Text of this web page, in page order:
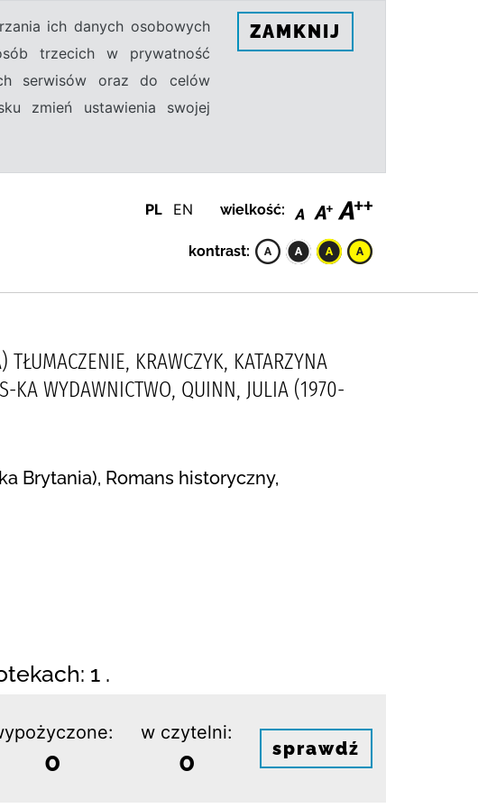
ich danych osobowych
trzecich w prywatność
serwisów oraz do celów
zmień ustawienia swojej
ZAMKNIJ
PL EN wielkość:
kontrast:
KRAWCZYK, KATARZYNA
KA WYDAWNICTWO, QUINN, JULIA (1970-
Brytania), Romans historyczny,
1 .
0
w czytelni:
0 sprawdź